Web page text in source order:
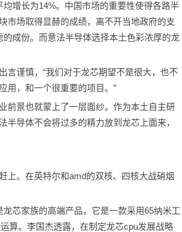
增长为14%。中国市场的重要性使得各路半
市场取得显赫的成绩，离不开当地政府的支
成份。而意法半导体选择本土色彩浓厚的龙
言谨慎，“我们对于龙芯期望不是很大，也不
用，和一个很重要的项目。”
前景也就蒙上了一层面纱。作为本土自主研
导体不会将过多的精力放到龙芯上面来，
上。在英特尔和amd的双核、四核大战硝烟
芯家族的高端产品，它是一款采用65纳米工
算。李国杰透露，在制定龙芯cpu发展战略